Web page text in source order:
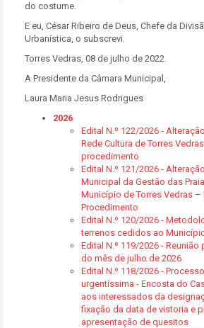
do costume.
E eu, César Ribeiro de Deus, Chefe da
Urbanística, o subscrevi.
Torres Vedras, 08 de julho de 2022.
A Presidente da Câmara Municipal,
Laura Maria Jesus Rodrigues
2026
Edital N.º 122/2026 -
Rede Cultura de Torres
procedimento
Edital N.º 121/2026 -
Municipal da Gestão das
Município de Torres Vedras –
Procedimento
Edital N.º 120/2026 -
terrenos cedidos ao
Edital N.º 119/2026 -
do mês de julho de 2026
Edital N.º 118/2026 -
urgentíssima - Encosta do
aos interessados da
fixação da data de vistoria e
apresentação de quesitos